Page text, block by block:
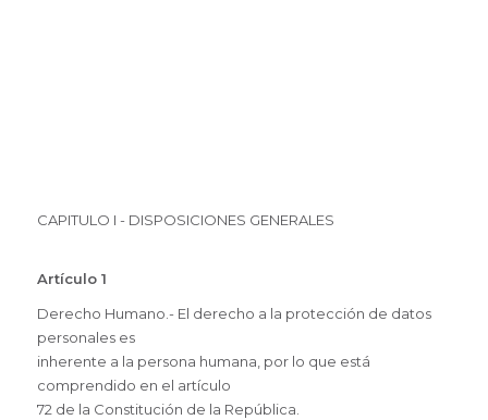
CAPITULO I - DISPOSICIONES GENERALES
Artículo 1
Derecho Humano.- El derecho a la protección de datos
personales es
inherente a la persona humana, por lo que está
comprendido en el artículo
72 de la Constitución de la República.